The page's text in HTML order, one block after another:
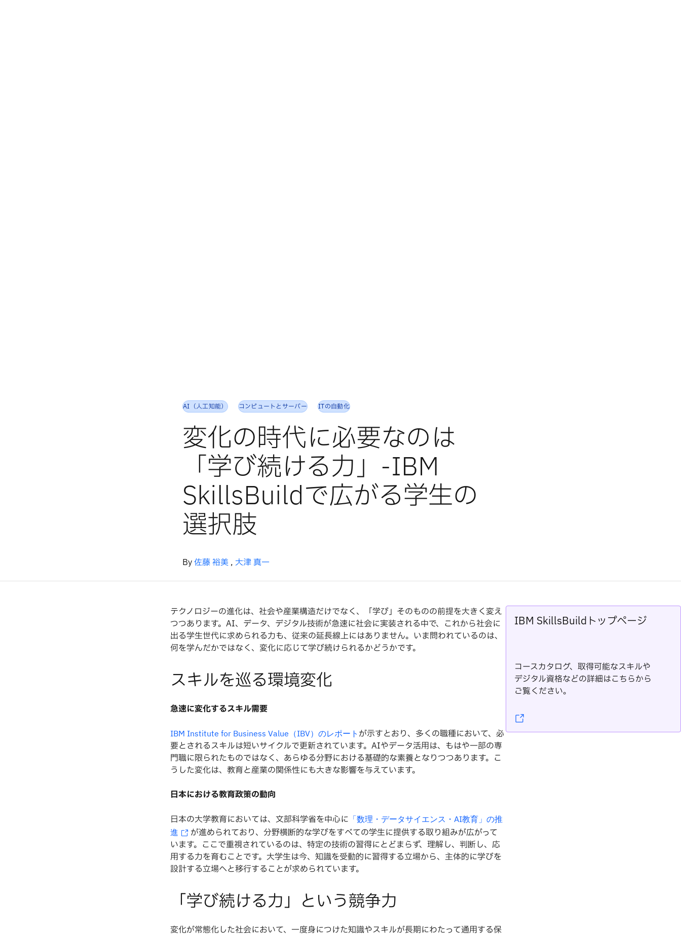
AI（人工知能） コンピュートとサーバー ITの自動化
変化の時代に必要なのは
「学び続ける力」-IBM
SkillsBuildで広がる学生の
選択肢
By佐藤 裕美 , 大津 真一
テクノロジーの進化は、社会や産業構造だけでなく、「学び」そのものの前提を大きく変え
つつあります。AI、データ、デジタル技術が急速に社会に実装される中で、これから社会に
出る学生世代に求められる力も、従来の延長線上にはありません。いま問われているのは、
何を学んだかではなく、変化に応じて学び続けられるかどうかです。
スキルを巡る環境変化
急速に変化するスキル需要
IBM Institute for Business Value（IBV）のレポート が示すとおり、多くの職種において、必
要とされるスキルは短いサイクルで更新されています。AIやデータ活用は、もはや一部の専
門職に限られたものではなく、あらゆる分野における基礎的な素養となりつつあります。こ
うした変化は、教育と産業の関係性にも大きな影響を与えています。
日本における教育政策の動向
日本の大学教育においては、文部科学省を中心に 「数理・データサイエンス・AI教育」の推
進
が進められており、分野横断的な学びをすべての学生に提供する取り組みが広がって
います。ここで重視されているのは、特定の技術の習得にとどまらず、理解し、判断し、応
用する力を育むことです。大学生は今、知識を受動的に習得する立場から、主体的に学びを
設計する立場へと移行することが求められています。
「学び続ける力」という競争力
変化が常態化した社会において、一度身につけた知識やスキルが長期にわたって通用する保
IBM SkillsBuildトップページ
コースカタログ、取得可能なスキルや
デジタル資格などの詳細はこちらから
ご覧ください。